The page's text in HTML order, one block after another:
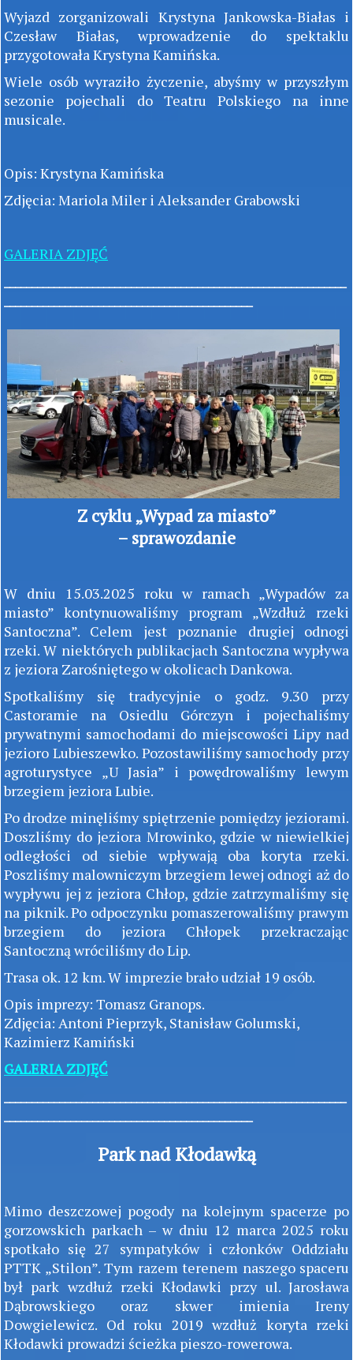
Wyjazd zorganizowali Krystyna Jankowska-Białas i
Czesław Białas, wprowadzenie do spektaklu
przygotowała Krystyna Kamińska.
Wiele osób wyraziło życzenie, abyśmy w przyszłym
sezonie pojechali do Teatru Polskiego na inne
musicale.
Opis: Krystyna Kamińska
Zdjęcia: Mariola Miler i Aleksander Grabowski
GALERIA ZDJĘĆ
Z cyklu „Wypad za miasto”
– sprawozdanie
W dniu 15.03.2025 roku w ramach „Wypadów za
miasto” kontynuowaliśmy program „Wzdłuż rzeki
Santoczna”. Celem jest poznanie drugiej odnogi
rzeki. W niektórych publikacjach Santoczna wypływa
z jeziora Zarośniętego w okolicach Dankowa.
Spotkaliśmy się tradycyjnie o godz. 9.30 przy
Castoramie na Osiedlu Górczyn i pojechaliśmy
prywatnymi samochodami do miejscowości Lipy nad
jezioro Lubieszewko. Pozostawiliśmy samochody przy
agroturystyce „U Jasia” i powędrowaliśmy lewym
brzegiem jeziora Lubie.
Po drodze minęliśmy spiętrzenie pomiędzy jeziorami.
Doszliśmy do jeziora Mrowinko, gdzie w niewielkiej
odległości od siebie wpływają oba koryta rzeki.
Poszliśmy malowniczym brzegiem lewej odnogi aż do
wypływu jej z jeziora Chłop, gdzie zatrzymaliśmy się
na piknik. Po odpoczynku pomaszerowaliśmy prawym
brzegiem do jeziora Chłopek przekraczając
Santoczną wróciliśmy do Lip.
Trasa ok. 12 km. W imprezie brało udział 19 osób.
Opis imprezy: Tomasz Granops.
Zdjęcia: Antoni Pieprzyk, Stanisław Golumski,
Kazimierz Kamiński
GALERIA ZDJĘĆ
Park nad Kłodawką
Mimo deszczowej pogody na kolejnym spacerze po
gorzowskich parkach – w dniu 12 marca 2025 roku
spotkało się 27 sympatyków i członków Oddziału
PTTK „Stilon”. Tym razem terenem naszego spaceru
był park wzdłuż rzeki Kłodawki przy ul. Jarosława
Dąbrowskiego oraz skwer imienia Ireny
Dowgielewicz. Od roku 2019 wzdłuż koryta rzeki
Kłodawki prowadzi ścieżka pieszo-rowerowa.